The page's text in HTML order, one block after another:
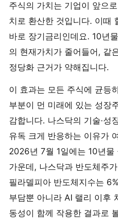
주식의 가치는 기업이 앞으
치로 환산한 것입니다. 이때
바로 장기금리인데요. 10년
의 현재가치가 줄어들어, 같
정당화 근거가 약해집니다.
이 효과는 모든 주식에 균등
부분이 먼 미래에 있는 성장
감합니다. 나스닥의 기술·성
유독 크게 반응하는 이유가
2026년 7월 1일에는 10년물
가운데, 나스닥과 반도체주
필라델피아 반도체지수는
부담뿐 아니라 AI 랠리 이후
동성이 함께 작용한 결과로